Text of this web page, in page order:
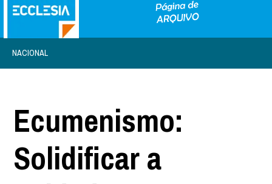
NACIONAL
Ecumenismo:
Solidificar a